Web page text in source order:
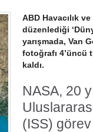
ABD Havacılık
düzenlediği
yarışmada, Van
fotoğrafı 4’üncü
kaldı.
NASA, 20
(ISS)